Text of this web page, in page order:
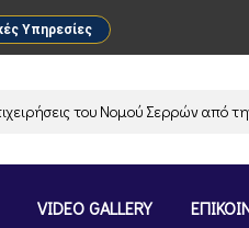
Υπηρεσίες
του Νομού Σερρών από
VIDEO GALLERY